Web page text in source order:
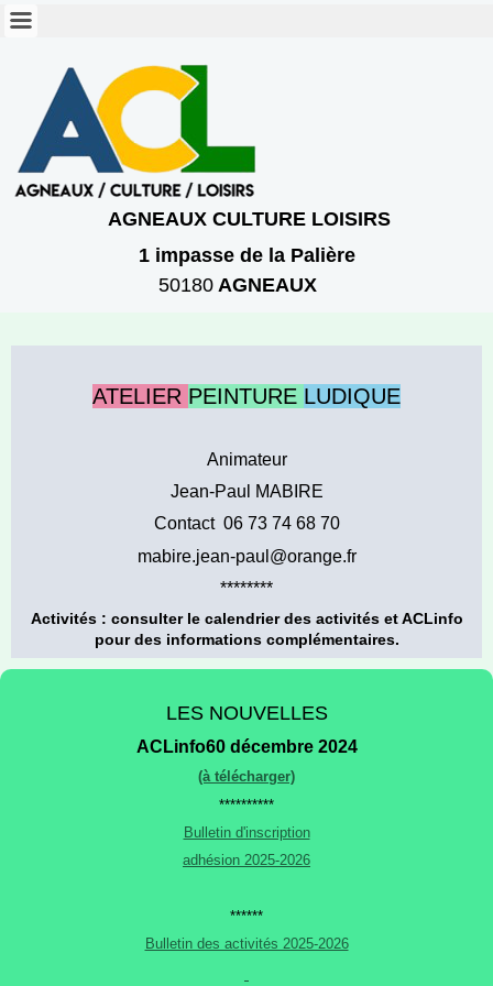
AGNEAUX CULTURE LOISIRS
1 impassede la Palière
50180AGNEAUX
ATELIER PEINTURE LUDIQUE
Animateur
Jean-Paul MABIRE
Contact 06 73 74 68 70
mabire.jean-paul@orange.fr
********
Activités : consulter le calendrier des activités et ACLinfo
pour des informations complémentaires.
LES NOUVELLES
ACLinfo60 décembre 2024
(à télécharger)
**********
Bulletin d'inscription
adhésion 2025-2026
******
Bulletin des activités 2025-2026